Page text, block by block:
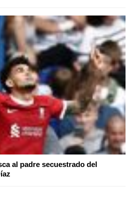
al padre secuestrado del